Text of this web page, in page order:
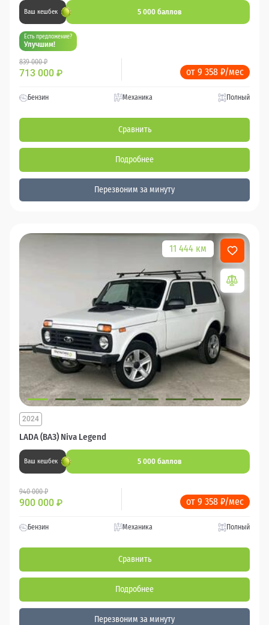
Ваш кешбек 5 000 баллов
Есть предложение?
Улучшим!
839 000 ₽
713 000 ₽ от 9 358 ₽/мес
Бензин Механика Полный
Сравнить
Подробнее
Перезвоним за минуту
11 444 км
LADA (ВАЗ) Niva Legend
2024
Ваш кешбек 5 000 баллов
940 000 ₽
900 000 ₽ от 9 358 ₽/мес
Бензин Механика Полный
Сравнить
Подробнее
Перезвоним за минуту